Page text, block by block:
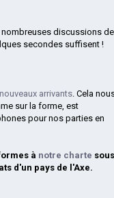
nombreuses discussions de
secondes suffisent !
arrivants . Cela
sur la forme, est
pour nos parties en
à notre charte
d'un pays de l'Axe.